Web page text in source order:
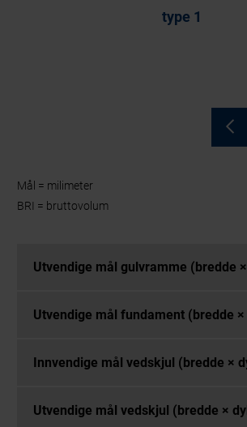
type 1
Mål = milimeter
BRI = bruttovolum
Utvendige mål gulvramme (bredde
Utvendige mål fundament (bredde
Innvendige mål vedskjul (bredde ×
Utvendige mål vedskjul (bredde ×